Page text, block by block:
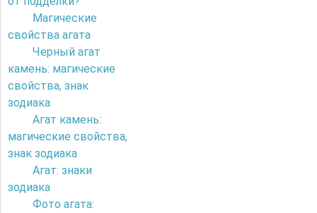
Магические
свойства агата
Черный агат
камень: магические
свойства, знак
зодиака
Агат камень:
магические свойства,
знак зодиака
Агат: знаки
зодиака
Фото агата: